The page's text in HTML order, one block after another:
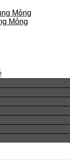
Mỏng
Mỏng